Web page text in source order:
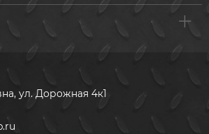
ул. Дорожная 4к1